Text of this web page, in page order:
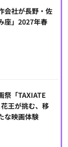
会社が長野・佐
座」2027年春
祭「TAXIATE
王が挑む、移
な映画体験